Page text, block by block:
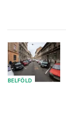
BELFÖLD